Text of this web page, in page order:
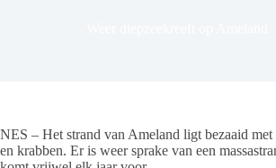
NES – Het strand van Ameland ligt bezaaid met
en krabben. Er is weer sprake van een